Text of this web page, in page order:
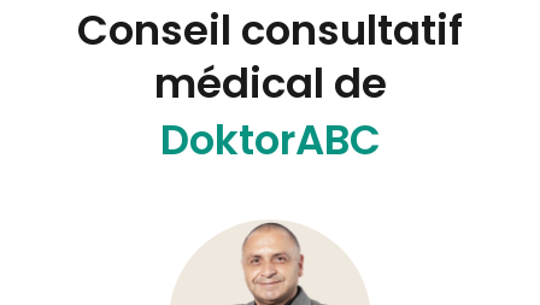
Conseil consultatif
médical de
DoktorABC